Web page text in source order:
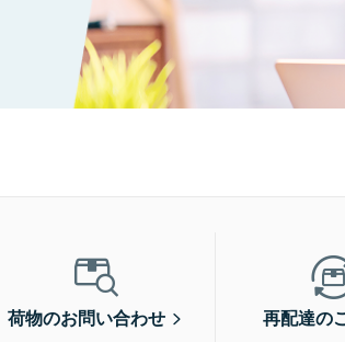
荷物のお問い合わせ 再配達の